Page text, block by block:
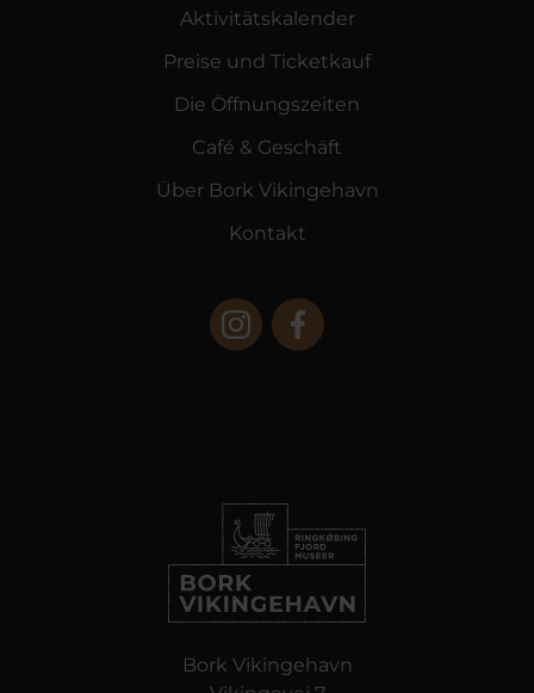
Aktivitätskalender
Preise und Ticketkauf
Die Öffnungszeiten
Café & Geschäft
Über Bork Vikingehavn
Kontakt
Bork Vikingehavn